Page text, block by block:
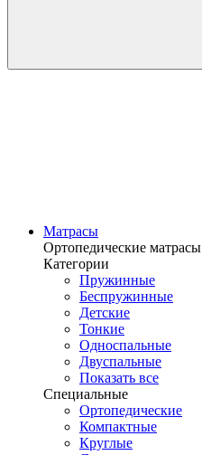
Матрасы
Ортопедические матрасы
Категории
Пружинные
Беспружинные
Детские
Тонкие
Односпальные
Двуспальные
Показать все
Специальные
Ортопедические
Компактные
Круглые